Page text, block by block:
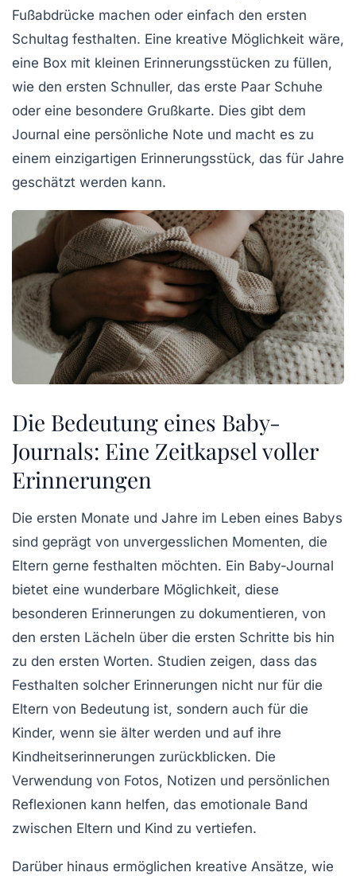
Fußabdrücke machen oder einfach den ersten
Schultag festhalten. Eine kreative Möglichkeit wäre,
eine Box mit kleinen Erinnerungsstücken zu füllen,
wie den ersten Schnuller, das erste Paar Schuhe
oder eine besondere Grußkarte. Dies gibt dem
Journal eine persönliche Note und macht es zu
einem einzigartigen Erinnerungsstück, das für Jahre
geschätzt werden kann.
Die Bedeutung eines Baby-
Journals: Eine Zeitkapsel voller
Erinnerungen
Die ersten Monate und Jahre im Leben eines Babys
sind geprägt von unvergesslichen Momenten, die
Eltern gerne festhalten möchten. Ein Baby-Journal
bietet eine wunderbare Möglichkeit, diese
besonderen Erinnerungen zu dokumentieren, von
den ersten Lächeln über die ersten Schritte bis hin
zu den ersten Worten. Studien zeigen, dass das
Festhalten solcher Erinnerungen nicht nur für die
Eltern von Bedeutung ist, sondern auch für die
Kinder, wenn sie älter werden und auf ihre
Kindheitserinnerungen zurückblicken. Die
Verwendung von Fotos, Notizen und persönlichen
Reflexionen kann helfen, das emotionale Band
zwischen Eltern und Kind zu vertiefen.
Darüber hinaus ermöglichen kreative Ansätze, wie